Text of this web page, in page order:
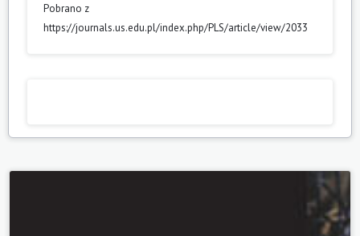
Pobrano z
https://journals.us.edu.pl/index.php/PLS/article/view/2033